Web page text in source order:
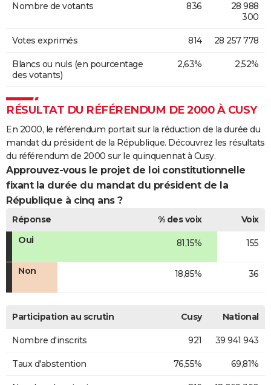
Nombre de votants 836
28 988
300
Votes exprimés 814 28 257 778
Blancs ou nuls (en pourcentage
des votants)
2,63% 2,52%
RÉSULTAT DU RÉFÉRENDUM DE 2000 À CUSY
En 2000, le référendum portait sur la réduction de la durée du
mandat du président de la République. Découvrez les résultats
du référendum de 2000 sur le quinquennat à Cusy.
Approuvez-vous le projet de loi constitutionnelle
fixant la durée du mandat du président de la
République à cinq ans ?
Réponse % des voix
Voix
Oui
81,15% 155
Non 18,85% 36
Participation au scrutin Cusy National
Nombre d'inscrits 921 39 941 943
Taux d'abstention 76,55% 69,81%